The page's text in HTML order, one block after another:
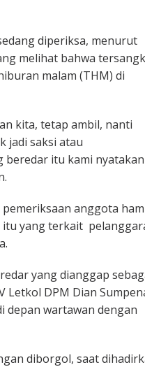
diperiksa, menurut
melihat bahwa
malam (THM) di
kita, tetap ambil, nanti
jadi saksi atau
beredar itu kami nyatakan
anggota
itu yang terkait
yang dianggap
Letkol DPM Dian
depan wartawan dengan
diborgol, saat